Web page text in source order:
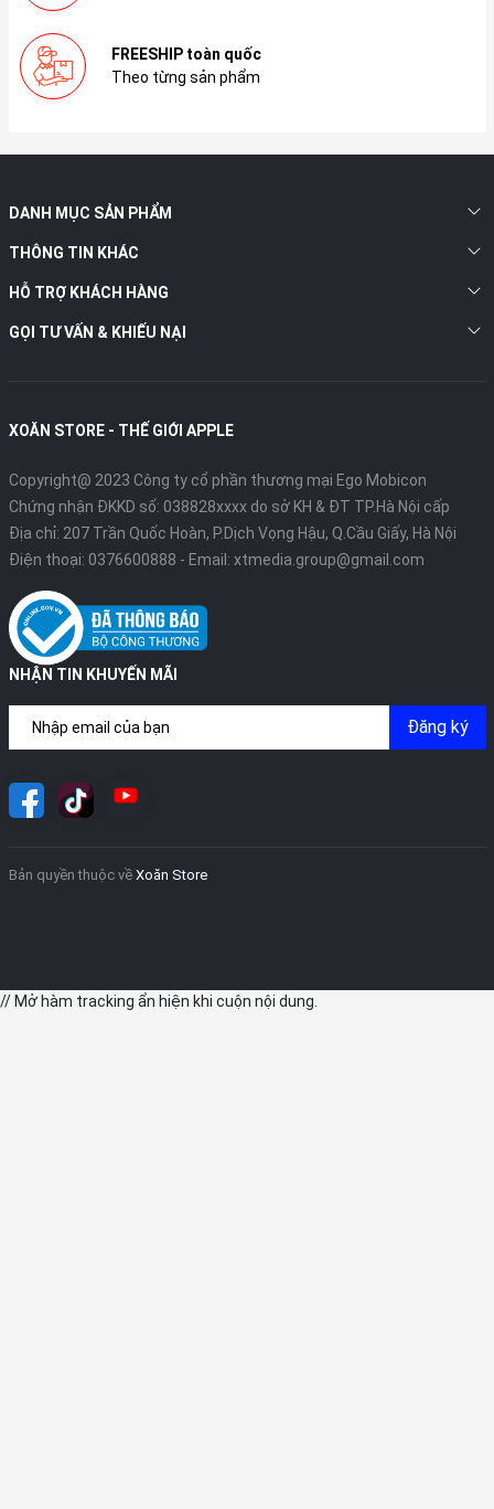
FREESHIP toàn quốc
Theo từng sản phẩm
DANH MỤC SẢN PHẨM
THÔNG TIN KHÁC
HỖ TRỢ KHÁCH HÀNG
GỌI TƯ VẤN & KHIẾU NẠI
XOĂN STORE - THẾ GIỚI APPLE
Copyright@ 2023 Công ty cổ phần thương mại Ego Mobicon
Chứng nhận ĐKKD số: 038828xxxx do sở KH & ĐT TP.Hà Nội cấp
Địa chỉ: 207 Trần Quốc Hoàn, P.Dịch Vọng Hậu, Q.Cầu Giấy, Hà Nội
Điện thoại: 0376600888 - Email: xtmedia.group@gmail.com
NHẬN TIN KHUYẾN MÃI
Đăng ký
Bản quyền thuộc về Xoăn Store
// Mở hàm tracking ẩn hiện khi cuộn nội dung.